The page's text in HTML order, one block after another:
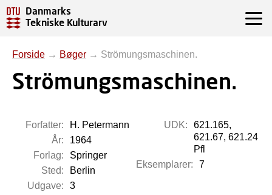
Danmarks
Tekniske Kulturarv
Forside → Bøger → Strömungsmaschinen.
Strömungsmaschinen.
Forfatter:
H. Petermann
År:
1964
Forlag:
Springer
Sted:
Berlin
Udgave:
3
UDK:
621.165,
621.67, 621.24
Pfl
Eksemplarer:
7